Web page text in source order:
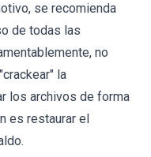
se recomienda
de todas las
no
la
los archivos de forma
es restaurar el